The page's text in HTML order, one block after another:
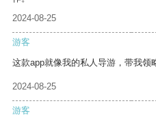
2024-08-25
游客
这款app就像我的私人导游，带我领
2024-08-25
游客